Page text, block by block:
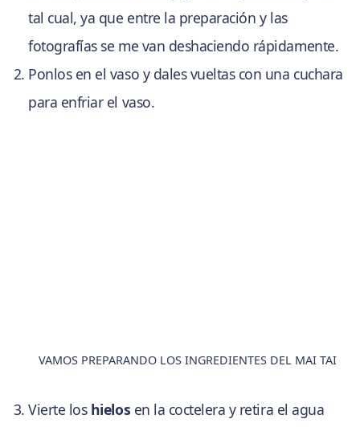
tal cual, ya que entre la preparación y las
fotografías se me van deshaciendo rápidamente.
Ponlos en el vaso y dales vueltas con una cuchara
para enfriar el vaso.
VAMOS PREPARANDO LOS INGREDIENTES DEL MAI TAI
Vierte los hielos en la coctelera y retira el agua